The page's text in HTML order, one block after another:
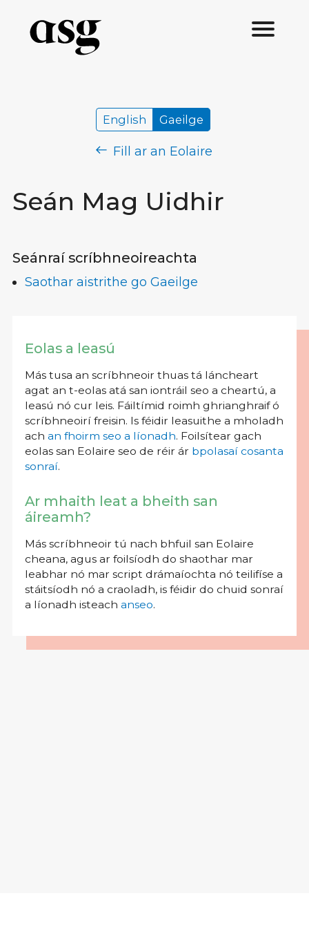
Seán Mag Uidhir
English Gaeilge
Fill ar an Eolaire
Seánraí scríbhneoireachta
Saothar aistrithe go Gaeilge
Eolas a leasú
Más tusa an scríbhneoir thuas tá láncheart
agat an t-eolas atá san iontráil seo a cheartú, a
leasú nó cur leis. Fáiltímid roimh ghrianghraif ó
scríbhneoirí freisin. Is féidir leasuithe a mholadh
ach an fhoirm seo a líonadh. Foilsítear gach
eolas san Eolaire seo de réir ár bpolasaí cosanta
sonraí.
Ar mhaith leat a bheith san
áireamh?
Más scríbhneoir tú nach bhfuil san Eolaire
cheana, agus ar foilsíodh do shaothar mar
leabhar nó mar script drámaíochta nó teilifíse a
stáitsíodh nó a craoladh, is féidir do chuid sonraí
a líonadh isteach anseo.